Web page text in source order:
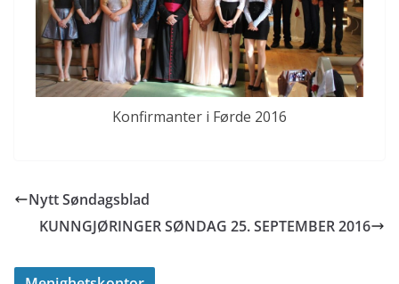
Konfirmanter i Førde 2016
Nytt Søndagsblad
KUNNGJØRINGER SØNDAG 25. SEPTEMBER 2016